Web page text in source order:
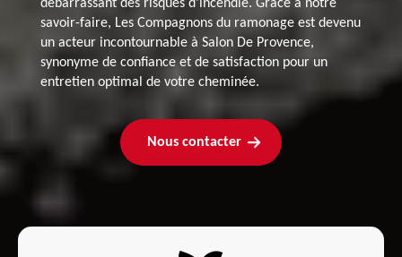
débarrassant des risques d'incendie. Grâce à notre
savoir-faire, Les Compagnons du ramonage est devenu
un acteur incontournable à Salon De Provence,
synonyme de confiance et de satisfaction pour un
entretien optimal de votre cheminée.
Nous contacter